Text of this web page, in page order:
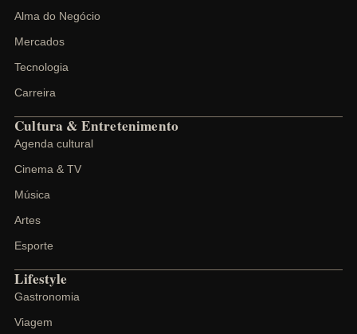
Alma do Negócio
Mercados
Tecnologia
Carreira
Cultura & Entretenimento
Agenda cultural
Cinema & TV
Música
Artes
Esporte
Lifestyle
Gastronomia
Viagem